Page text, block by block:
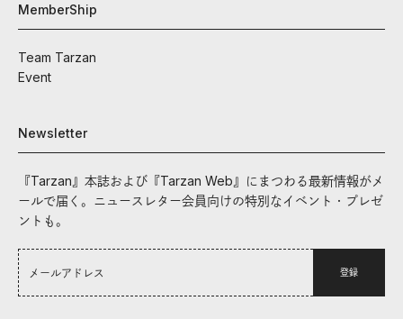
MemberShip
Team Tarzan
Event
Newsletter
『Tarzan』本誌および『Tarzan Web』にまつわる最新情報がメ
ールで届く。ニュースレター会員向けの特別なイベント・プレゼ
ントも。
登録